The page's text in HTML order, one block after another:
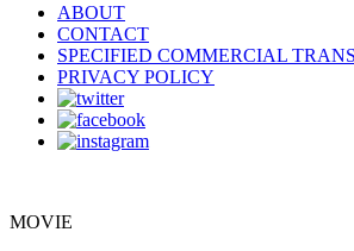
ABOUT
CONTACT
SPECIFIED COMMERCIAL
PRIVACY POLICY
MOVIE